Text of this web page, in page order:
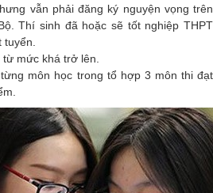
vẫn phải đăng ký nguyện vọng trên
Thí sinh đã hoặc sẽ tốt nghiệp THPT
mức khá trở lên.
môn học trong tổ hợp 3 môn thi đạt